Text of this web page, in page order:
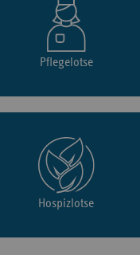
Pflegelotse
Hospizlotse